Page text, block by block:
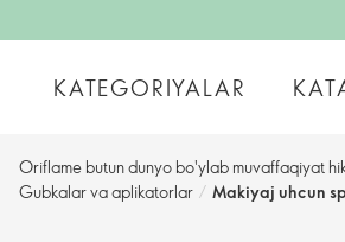
KATEGORIYALAR
Oriflame butun dunyo bo'ylab muvaffaqiyat
Gubkalar va aplikatorlar / Makiyaj uhcun